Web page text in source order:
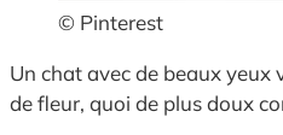
© Pinterest
Un chat avec de beaux
de fleur, quoi de plus doux